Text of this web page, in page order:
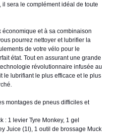
il sera le complément idéal de toute
économique et à sa combinaison
pourrez nettoyer et lubrifier la
de votre vélo pour le
état. Tout en assurant une grande
révolutionnaire infusée au
le lubrifiant le plus efficace et le plus
montages de pneus difficiles et
: 1 levier Tyre Monkey, 1 gel
Juice (1l), 1 outil de brossage Muck